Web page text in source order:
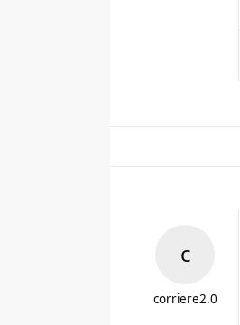
corriere2.0